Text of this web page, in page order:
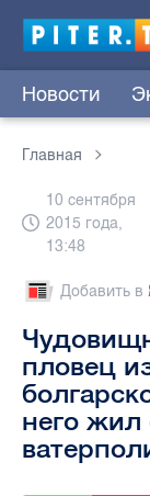
Новости
Главная
10 сентября
2015 года,
13:48
Добавить в
пловец
него жил